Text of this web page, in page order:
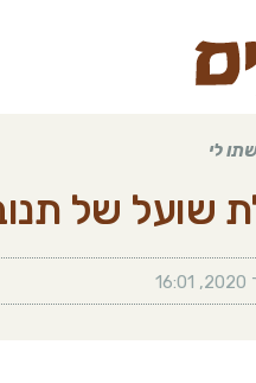
לי
שועל של
,
16:01